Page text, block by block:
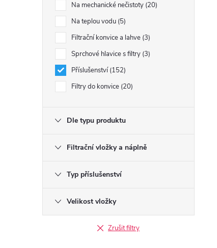
Na mechanické nečistoty 20
Na teplou vodu 5
Filtrační konvice a lahve 3
Sprchové hlavice s filtry 3
Příslušenství 152
Filtry do konvice 20
Dle typu produktu
Filtrační vložky a náplně
Typ příslušenství
Velikost vložky
Zrušit filtry